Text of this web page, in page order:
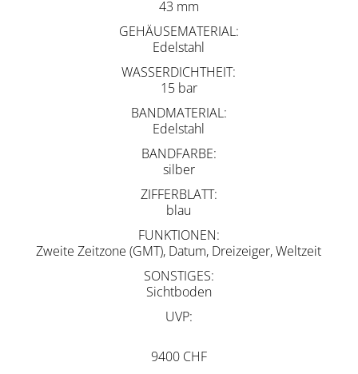
43 mm
GEHÄUSEMATERIAL
Edelstahl
WASSERDICHTHEIT
15 bar
BANDMATERIAL
Edelstahl
BANDFARBE
silber
ZIFFERBLATT
blau
FUNKTIONEN
Zweite Zeitzone (GMT), Datum, Dreizeiger, Weltzeit
SONSTIGES
Sichtboden
UVP
9400 CHF